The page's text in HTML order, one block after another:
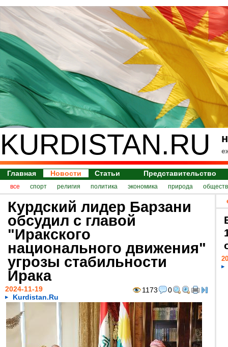
KURDISTAN.RU
Главная Новости Статьи Представительство
все спорт религия политика экономика природа
Курдский лидер Барзани
обсудил с главой
"Иракского
национального движения"
угрозы стабильности
Ирака
1173 0
2024-11-19
Kurdistan.Ru